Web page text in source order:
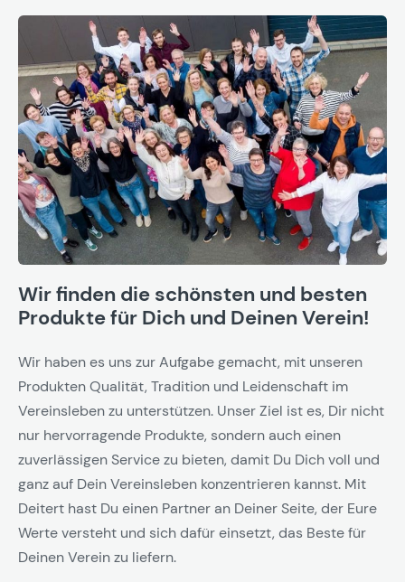
Wir finden die schönsten und besten
Produkte für Dich und Deinen Verein!
Wir haben es uns zur Aufgabe gemacht, mit unseren
Produkten Qualität, Tradition und Leidenschaft im
Vereinsleben zu unterstützen. Unser Ziel ist es, Dir nicht
nur hervorragende Produkte, sondern auch einen
zuverlässigen Service zu bieten, damit Du Dich voll und
ganz auf Dein Vereinsleben konzentrieren kannst. Mit
Deitert hast Du einen Partner an Deiner Seite, der Eure
Werte versteht und sich dafür einsetzt, das Beste für
Deinen Verein zu liefern.